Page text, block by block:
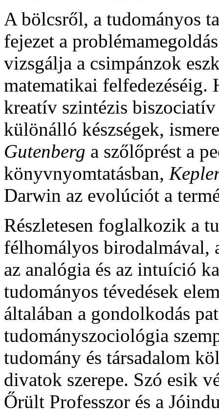
A bölcsről, a tudományos
fejezet a
vizsgálja a csimpánzok
matematikai felfedezéséig.
kreatív szintézis biszociatív
különálló készségek,
Gutenberg a szőlőprést a
könyvnyomtatásban,
Darwin az evolúciót a
Részletesen foglalkozik a
félhomályos birodalmával,
az analógia és az intuíció
tudományos tévedések
általában a gondolkodás
tudományszociológia
tudomány és társadalom
divatok szerepe. Szó esik
Őrült Professzor és a